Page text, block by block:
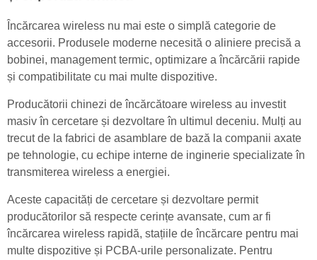
Încărcarea wireless nu mai este o simplă categorie de
accesorii. Produsele moderne necesită o aliniere precisă a
bobinei, management termic, optimizare a încărcării rapide
și compatibilitate cu mai multe dispozitive.
Producătorii chinezi de încărcătoare wireless au investit
masiv în cercetare și dezvoltare în ultimul deceniu. Mulți au
trecut de la fabrici de asamblare de bază la companii axate
pe tehnologie, cu echipe interne de inginerie specializate în
transmiterea wireless a energiei.
Aceste capacități de cercetare și dezvoltare permit
producătorilor să respecte cerințe avansate, cum ar fi
încărcarea wireless rapidă, stațiile de încărcare pentru mai
multe dispozitive și PCBA-urile personalizate. Pentru